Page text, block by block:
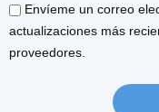
Envíeme un correo
actualizaciones más
proveedores.